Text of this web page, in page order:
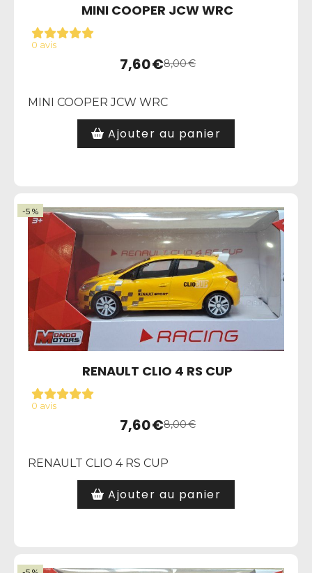
MINI COOPER JCW WRC
0 avis
7,60€8,00€
MINI COOPER JCW WRC
Ajouter au panier
-5 %
RENAULT CLIO 4 RS CUP
0 avis
7,60€8,00€
RENAULT CLIO 4 RS CUP
Ajouter au panier